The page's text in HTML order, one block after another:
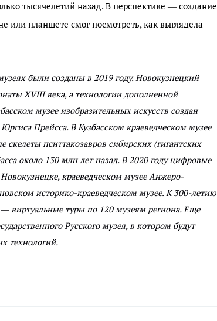
тысячелетий назад. В перспективе — создание
планшете смог посмотреть, как выглядела
были созданы в 2019 году. Новокузнецкий
XVIII века, а технологии дополненной
музее изобразительных искусств создан
Прейсса. В Кузбасском краеведческом музее
пситтакозавров сибирских (гигантских
около 130 млн лет назад. В 2020 году цифровые
краеведческом музее Анжеро-
историко-краеведческом музее. К 300-летию
— виртуальные туры по 120 музеям региона. Еще
Русского музея, в котором будут
технологий.